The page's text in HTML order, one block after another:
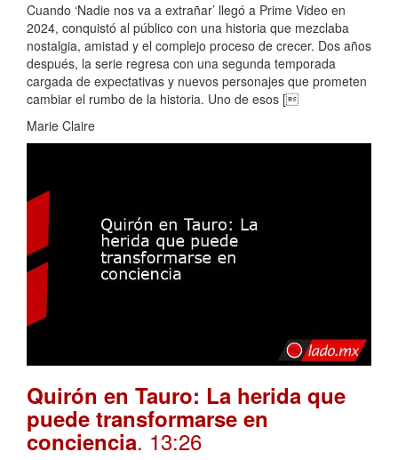
Cuando ‘Nadie nos va a extrañar’ llegó a Prime Video en
2024, conquistó al público con una historia que mezclaba
nostalgia, amistad y el complejo proceso de crecer. Dos años
después, la serie regresa con una segunda temporada
cargada de expectativas y nuevos personajes que prometen
cambiar el rumbo de la historia. Uno de esos [
Marie Claire
Quirón en Tauro: La herida que
puede transformarse en
conciencia. 13:26